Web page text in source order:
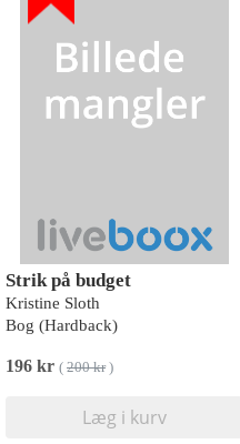
Strik på budget
Kristine Sloth
Bog (Hardback)
196 kr ( 200 kr)
Læg i kurv